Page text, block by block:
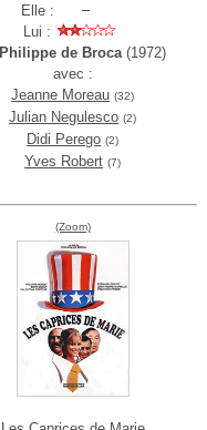
Elle :
Lui :
Philippe de Broca(1972)
avec :
Jeanne Moreau (32)
Julian Negulesco (2)
Didi Perego (2)
Yves Robert (7)
(Zoom)